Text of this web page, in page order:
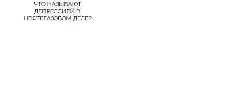
ЧТО НАЗЫВАЮТ
ДЕПРЕССИЕЙ В
НЕФТЕГАЗОВОМ ДЕЛЕ?